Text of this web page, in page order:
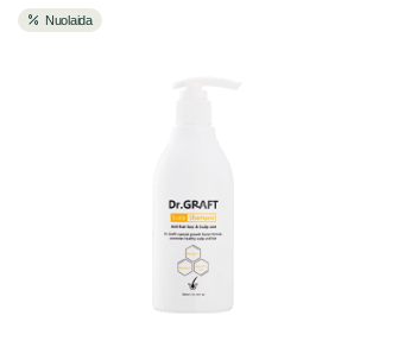
Nuolaida